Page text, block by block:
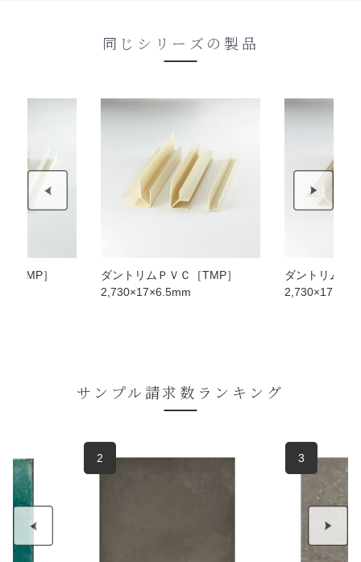
同じシリーズの製品
［TMP］
ダントリムＰＶＣ［TMP］
2,730×17×6.5mm
ダントリムＰ
サンプル請求数ランキング
2 3